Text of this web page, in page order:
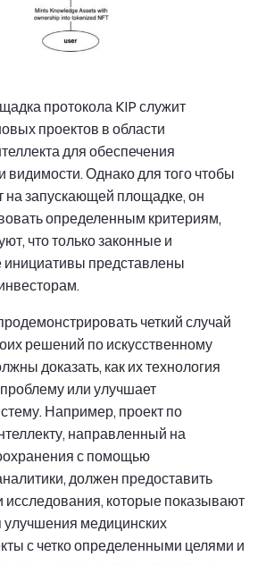
протокола KIP служит
проектов в области
для обеспечения
Однако для того чтобы
на запускающей площадке, он
определенным критериям,
что только законные и
представлены
четкий случай
решений по искусственному
доказать, как их технология
или улучшает
Например, проект по
направленный на
с помощью
должен предоставить
исследования, которые показывают
улучшения медицинских
с четко определенными целями и